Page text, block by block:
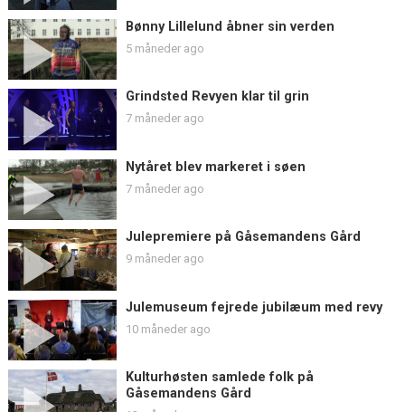
Bønny Lillelund åbner sin verden
5 måneder ago
Grindsted Revyen klar til grin
7 måneder ago
Nytåret blev markeret i søen
7 måneder ago
Julepremiere på Gåsemandens Gård
9 måneder ago
Julemuseum fejrede jubilæum med revy
10 måneder ago
Kulturhøsten samlede folk på
Gåsemandens Gård